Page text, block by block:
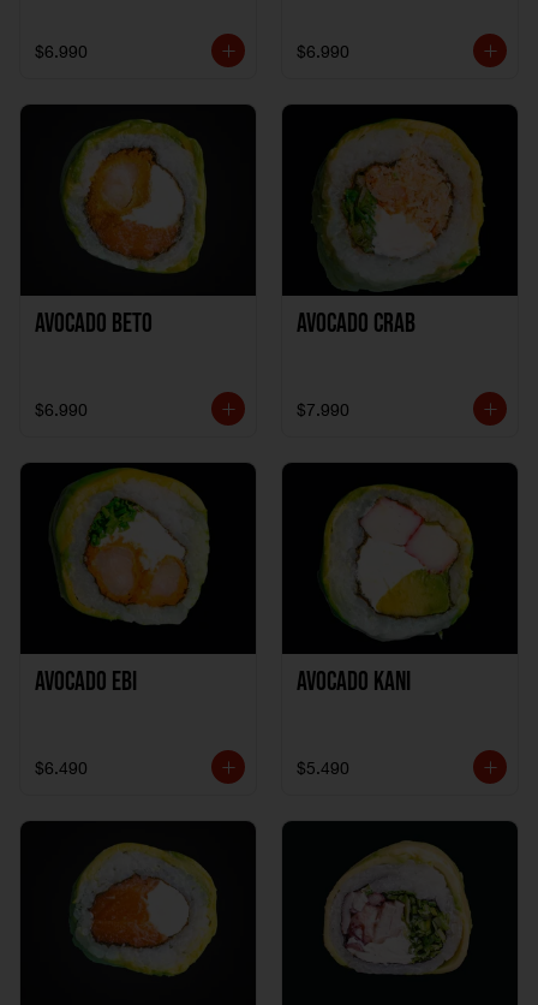
$6.990 $6.990
Avocado Beto
$6.990
Avocado Crab
$7.990
Avocado Ebi
$6.490
Avocado Kani
$5.490